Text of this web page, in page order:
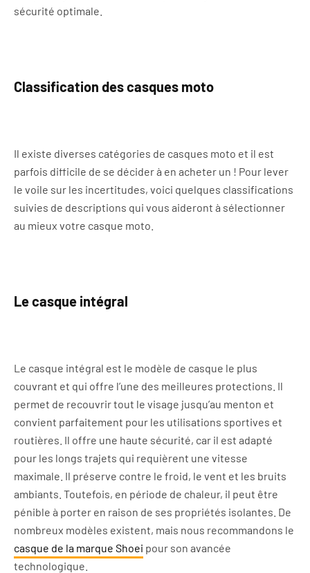
sécurité optimale.
Classification des casques moto
Il existe diverses catégories de casques moto et il est
parfois difficile de se décider à en acheter un ! Pour lever
le voile sur les incertitudes, voici quelques classifications
suivies de descriptions qui vous aideront à sélectionner
au mieux votre casque moto.
Le casque intégral
Le casque intégral est le modèle de casque le plus
couvrant et qui offre l’une des meilleures protections. Il
permet de recouvrir tout le visage jusqu’au menton et
convient parfaitement pour les utilisations sportives et
routières. Il offre une haute sécurité, car il est adapté
pour les longs trajets qui requièrent une vitesse
maximale. Il préserve contre le froid, le vent et les bruits
ambiants. Toutefois, en période de chaleur, il peut être
pénible à porter en raison de ses propriétés isolantes. De
nombreux modèles existent, mais nous recommandons le
casque de la marque Shoei pour son avancée
technologique.